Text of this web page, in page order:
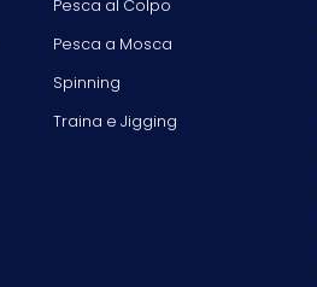
Pesca al Colpo
Pesca a Mosca
Spinning
Traina e Jigging